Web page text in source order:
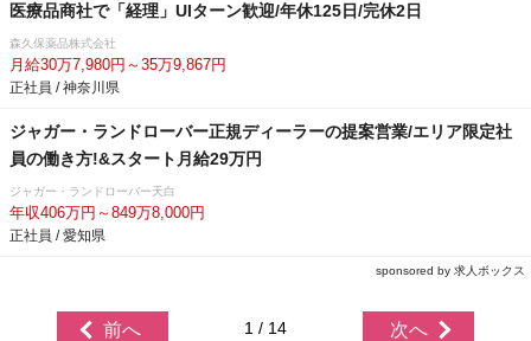
医療品商社で「経理」UIターン歓迎/年休125日/完休2日
森久保薬品株式会社
月給30万7,980円～35万9,867円
正社員 / 神奈川県
ジャガー・ランドローバー正規ディーラーの提案営業/エリア限定社
員の働き方!&スタート月給29万円
ジャガー・ランドローバー天白
年収406万円～849万8,000円
正社員 / 愛知県
sponsored by 求人ボックス
前へ 1 / 14 次へ